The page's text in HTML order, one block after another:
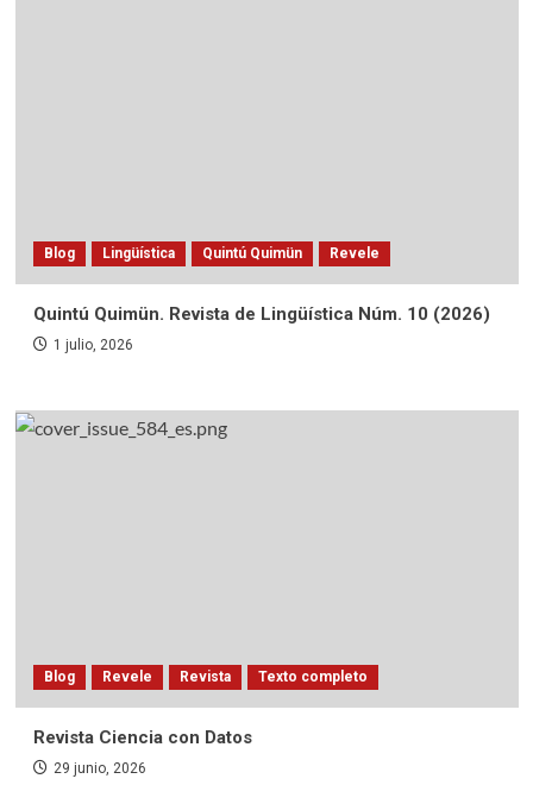
Blog Lingüística Quintú Quimün Revele
Quintú Quimün. Revista de Lingüística Núm. 10 (2026)
1 julio, 2026
Blog Revele Revista Texto completo
Revista Ciencia con Datos
29 junio, 2026